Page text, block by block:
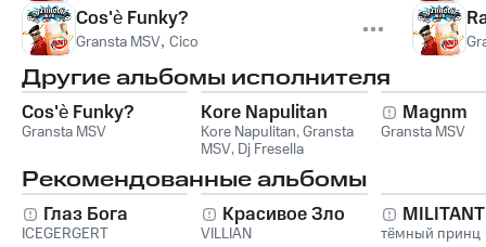
Cos'è Funky?
Gransta MSV, Cico
Другие альбомы исполнителя
Cos'è Funky?
Gransta MSV
Kore Napulitan
Kore Napulitan,Gransta
MSV, Dj Fresella
Magnm
Gransta MSV
Рекомендованные альбомы
Глаз Бога
ICEGERGERT
Красивое Зло
VILLIAN тёмный принц